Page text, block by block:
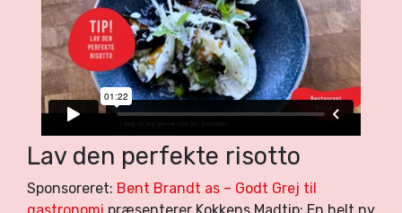
Lav den perfekte risotto
Sponsoreret: Bent Brandt as – Godt Grej til